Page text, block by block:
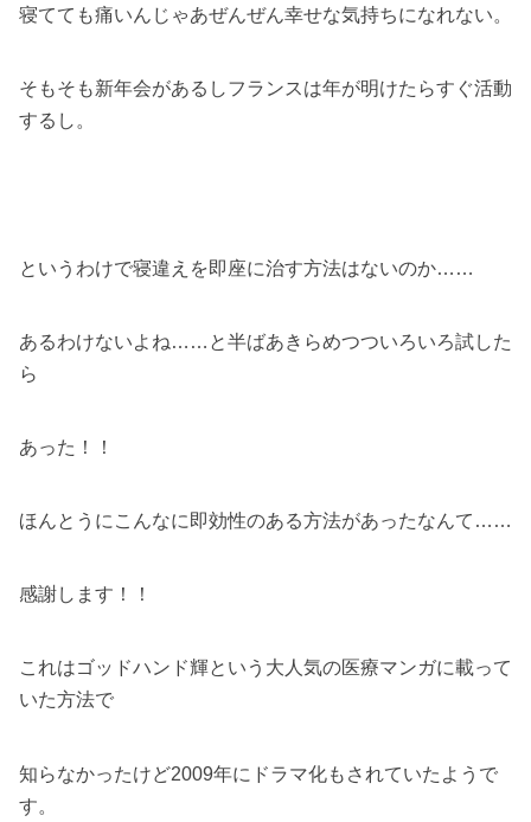
寝てても痛いんじゃあぜんぜん幸せな気持ちになれない。
そもそも新年会があるしフランスは年が明けたらすぐ活動
するし。
というわけで寝違えを即座に治す方法はないのか……
あるわけないよね……と半ばあきらめつついろいろ試した
ら
あった！！
ほんとうにこんなに即効性のある方法があったなんて……
感謝します！！
これはゴッドハンド輝という大人気の医療マンガに載って
いた方法で
知らなかったけど2009年にドラマ化もされていたようで
す。